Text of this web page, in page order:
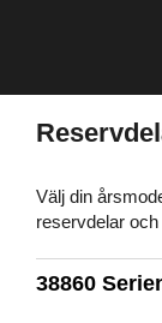
Välj din
reservdelar
38860